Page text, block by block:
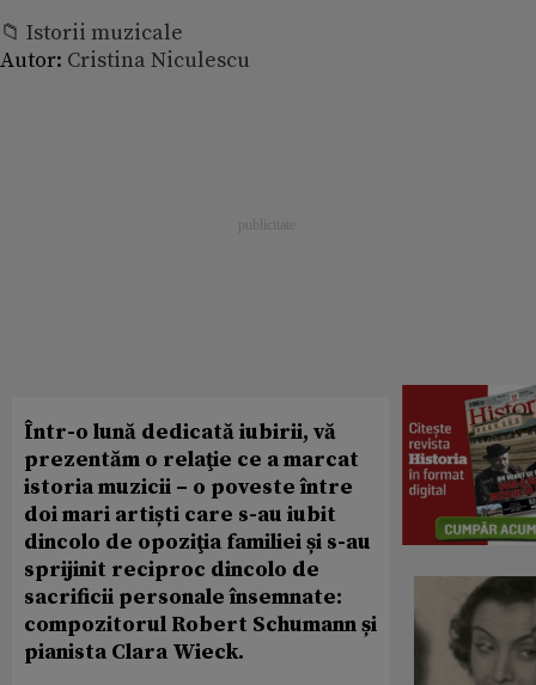
📁 Istorii muzicale
Autor: Cristina Niculescu
Într-o lună dedicată iubirii, vă
prezentăm o relaţie ce a marcat
istoria muzicii – o poveste între
doi mari artiști care s-au iubit
dincolo de opoziţia familiei și s-au
sprijinit reciproc dincolo de
sacrificii personale însemnate:
compozitorul Robert Schumann și
pianista Clara Wieck.